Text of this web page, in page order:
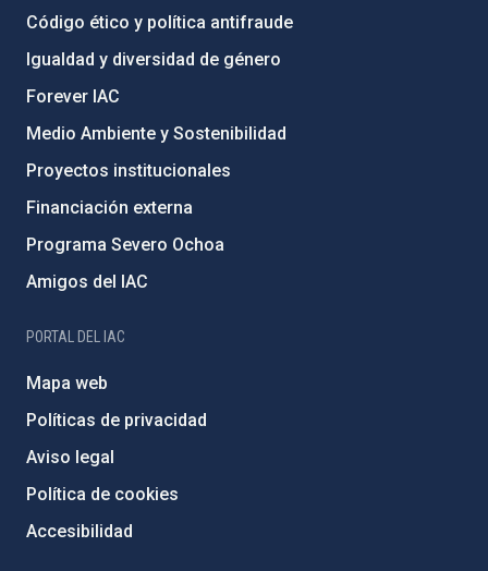
Código ético y política antifraude
Igualdad y diversidad de género
Forever IAC
Medio Ambiente y Sostenibilidad
Proyectos institucionales
Financiación externa
Programa Severo Ochoa
Amigos del IAC
PORTAL DEL IAC
Mapa web
Políticas de privacidad
Aviso legal
Política de cookies
Accesibilidad